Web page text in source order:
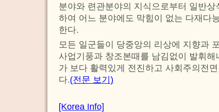
분야와 련관분야의 지식으로부터 일반
하여 어느 분야에도 막힘이 없는 다재다
한다.
모든 일군들이 당중앙의 리상에 지향과
사업기풍과 창조본때를 남김없이 발휘
가 보다 활력있게 전진하고 사회주의전
다.(전문 보기)
[Korea Info]